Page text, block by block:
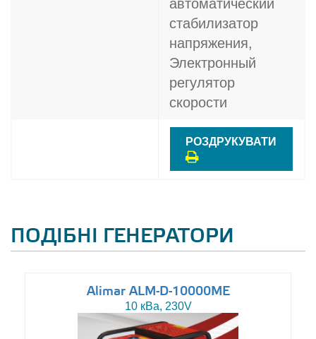
автоматический
стабилизатор
напряжения,
Электронный
регулятор
скорости
РОЗДРУКУВАТИ
ПОДІБНІ ГЕНЕРАТОРИ
Alimar ALM-D-10000ME
10 кВа, 230V